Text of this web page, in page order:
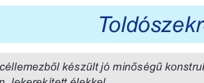
készült jó minõségû kons